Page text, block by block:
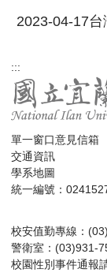
2023-04-17台
:::
單一窗口意見信箱
交通資訊
學系地圖
統一編號：
校安值勤專線：
警衛室：(03)931-
校園性別事件通報